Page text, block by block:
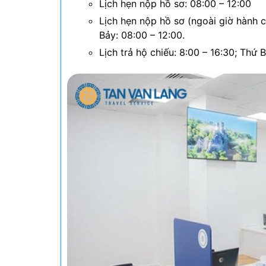
Lịch hẹn nộp hồ sơ: 08:00 – 12:00
Lịch hẹn nộp hồ sơ (ngoài giờ hành
Bảy: 08:00 – 12:00.
Lịch trả hộ chiếu: 8:00 – 16:30; Thứ